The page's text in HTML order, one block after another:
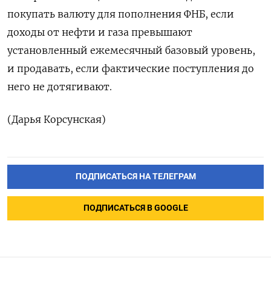
покупать валюту для пополнения ФНБ, если
доходы от нефти и газа превышают
установленный ежемесячный базовый уровень,
и продавать, если фактические поступления до
него не дотягивают.
(Дарья Корсунская)
ПОДПИСАТЬСЯ НА ТЕЛЕГРАМ
ПОДПИСАТЬСЯ В GOOGLE